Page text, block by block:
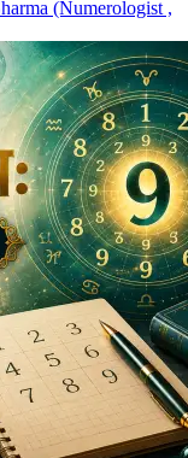
(Numerologist ,